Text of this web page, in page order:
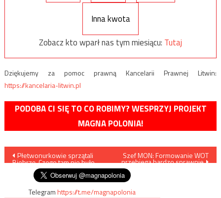
Inna kwota
Zobacz kto wparł nas tym miesiącu: Tutaj
Dziękujemy za pomoc prawną Kancelarii Prawnej Litwin:
https://kancelaria-litwin.pl
PODOBA CI SIĘ TO CO ROBIMY? WESPRZYJ PROJEKT
MAGNA POLONIA!
Nawigacja
wpisu
Płetwonurkowie sprzątali
Biebrzę. Czego tam nie było…
Szef MON: Formowanie WOT
przebiega bardzo sprawnie
Telegramhttps://t.me/magnapolonia